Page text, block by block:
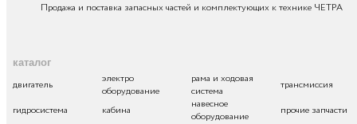
Продажа и поставка запасных частей и комплектующих к технике ЧЕТРА
каталог
двигатель
электро
оборудование
рама и ходовая
система
трансмиссия
гидросистема
кабина
навесное
оборудование
прочие запчасти